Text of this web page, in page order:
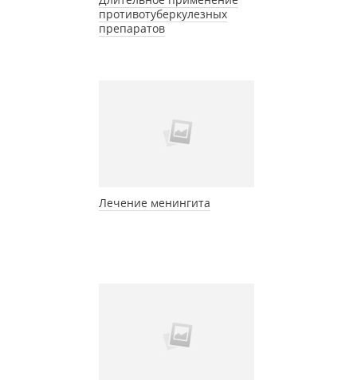
противотуберкулезных
препаратов
Лечение менингита